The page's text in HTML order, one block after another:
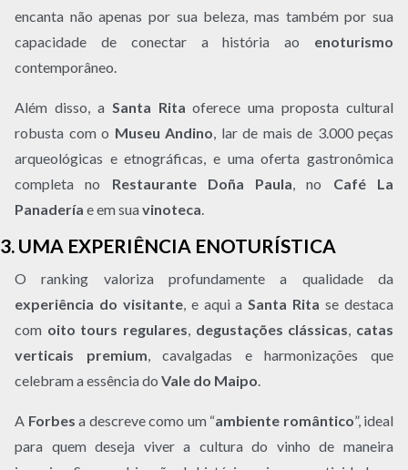
encanta não apenas por sua beleza, mas também por sua
capacidade de conectar a história ao enoturismo
contemporâneo.
Além disso, a Santa Rita oferece uma proposta cultural
robusta com o Museu Andino , lar de mais de 3.000 peças
arqueológicas e etnográficas, e uma oferta gastronômica
completa no Restaurante Doña Paula , no Café La
Panadería e em suavinoteca
3. UMA EXPERIÊNCIA ENOTURÍSTICA
O ranking valoriza profundamente a qualidade da
experiência do visitante, e aqui aSanta Rita se destaca
com oito tours regulares, degustações clássicas, catas
verticais premium, cavalgadas e harmonizações que
celebram a essência do Vale do Maipo.
A Forbes a descreve como um “ambiente romântico”, ideal
para quem deseja viver a cultura do vinho de maneira